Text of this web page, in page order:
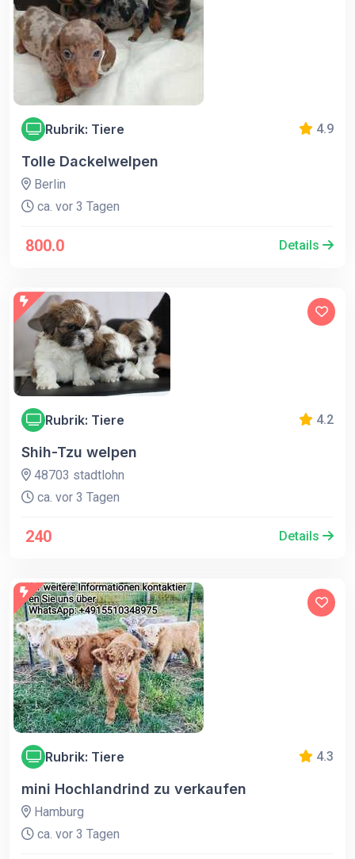
Rubrik: Tiere 4.9
Tolle Dackelwelpen
Berlin
ca. vor 3 Tagen
800.0 Details
Rubrik: Tiere 4.2
Shih-Tzu welpen
48703 stadtlohn
ca. vor 3 Tagen
240 Details
Rubrik: Tiere 4.3
mini Hochlandrind zu verkaufen
Hamburg
ca. vor 3 Tagen